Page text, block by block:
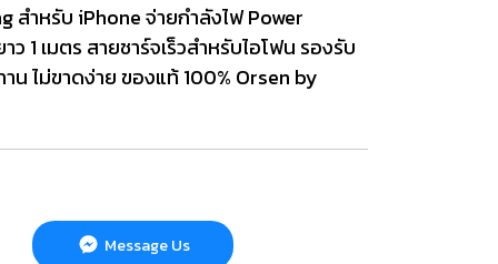
สำหรับ iPhone จ่ายกำลังไฟ Power
1 เมตร สายชาร์จเร็วสำหรับไอโฟน รองรับ
ไม่ขาดง่าย ของแท้ 100% Orsen by
Message Us